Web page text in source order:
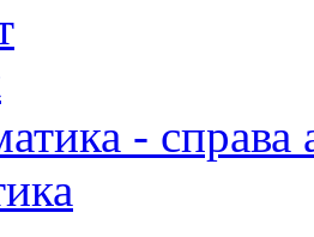
- справа